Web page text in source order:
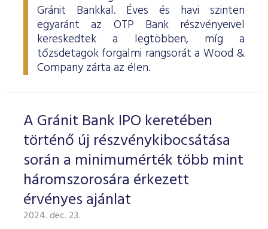
Gránit Bankkal. Éves és havi szinten
egyaránt az OTP Bank részvényeivel
kereskedtek a legtöbben, míg a
tőzsdetagok forgalmi rangsorát a Wood &
Company zárta az élen.
A Gránit Bank IPO keretében
történő új részvénykibocsátása
során a minimumérték több mint
háromszorosára érkezett
érvényes ajánlat
2024. dec. 23.